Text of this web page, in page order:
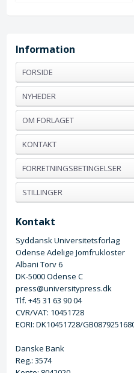
Information
FORSIDE
NYHEDER
OM FORLAGET
KONTAKT
FORRETNINGSBETINGELSER
STILLINGER
Kontakt
Syddansk Universitetsforlag
Odense Adelige Jomfrukloster
Albani Torv 6
DK-5000 Odense C
press@universitypress.dk
Tlf. +45 31 63 90 04
CVR/VAT: 10451728
EORI: DK10451728/
Danske Bank
Reg.: 3574